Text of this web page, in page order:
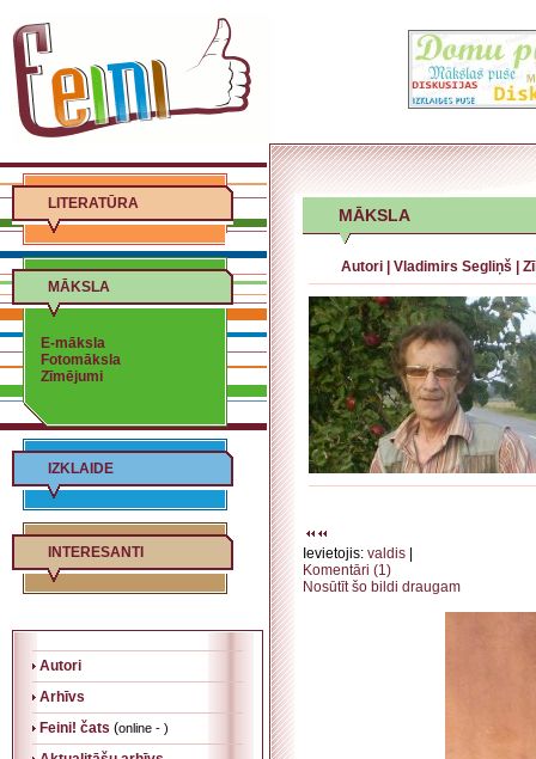
LITERATŪRA
MĀKSLA
E-māksla
Fotomāksla
Zīmējumi
IZKLAIDE
INTERESANTI
Autori
Arhīvs
Feini! čats (online - )
MĀKSLA
Autori Vladimirs Segliņš
Ievietojis: valdis
Komentāri (1)
Nosūtīt šo bildi draugam